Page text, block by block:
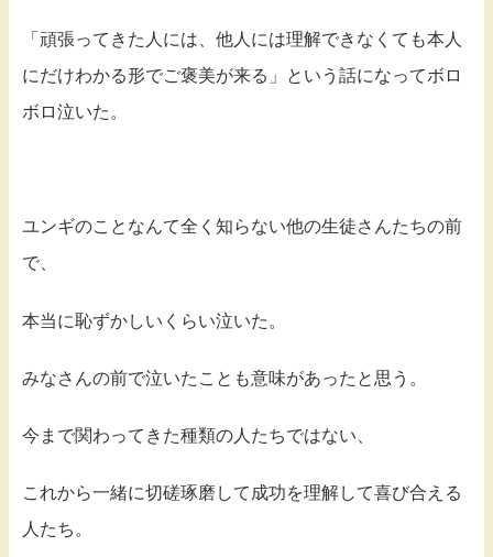
「頑張ってきた人には、他人には理解できなくても本人
にだけわかる形でご褒美が来る」という話になってボロ
ボロ泣いた。
ユンギのことなんて全く知らない他の生徒さんたちの前
で、
本当に恥ずかしいくらい泣いた。
みなさんの前で泣いたことも意味があったと思う。
今まで関わってきた種類の人たちではない、
これから一緒に切磋琢磨して成功を理解して喜び合える
人たち。